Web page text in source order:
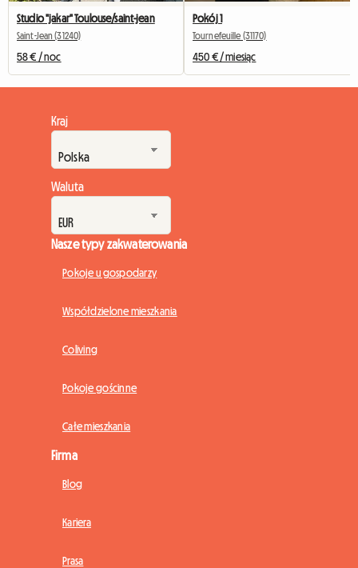
Studio "jakar" Toulouse/saint-jean
Saint-Jean (31240)
58 € / noc
Pokój 1
Tournefeuille (31170)
450 € / miesiąc
Kraj
Waluta
Nasze typy zakwaterowania
Pokoje u gospodarzy
Współdzielone mieszkania
Coliving
Pokoje gościnne
Całe mieszkania
Firma
Blog
Kariera
Prasa